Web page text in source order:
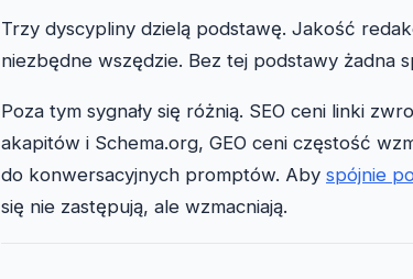
Trzy dyscypliny dzielą podstawę. Jakość
niezbędne wszędzie. Bez tej podstawy żadna
Poza tym sygnały się różnią. SEO ceni linki
akapitów i Schema.org, GEO ceni częstość
do konwersacyjnych promptów. Aby spójnie
się nie zastępują, ale wzmacniają.